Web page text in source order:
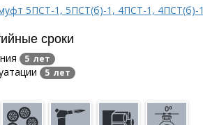
5ПСТ-1, 5ПСТ(б)-1, 4ПСТ-1, 4ПСТ(б)-1
сроки
5 лет
5 лет